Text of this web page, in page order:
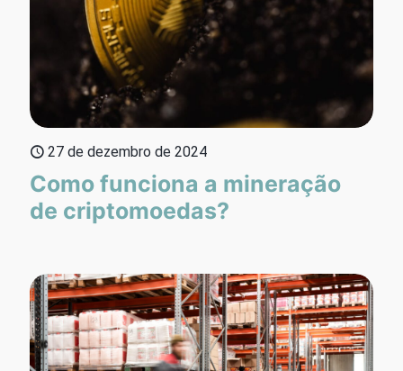
27 de dezembro de 2024
Como funciona a mineração
de criptomoedas?